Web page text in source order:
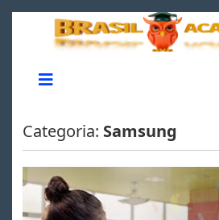
Categoria: Samsung